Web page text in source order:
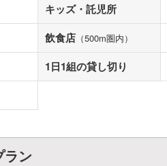
キッズ・託児所
飲食店 （500m圏内）
1日1組の貸し切り
ラン